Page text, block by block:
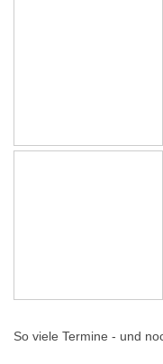
So viele Termine - und